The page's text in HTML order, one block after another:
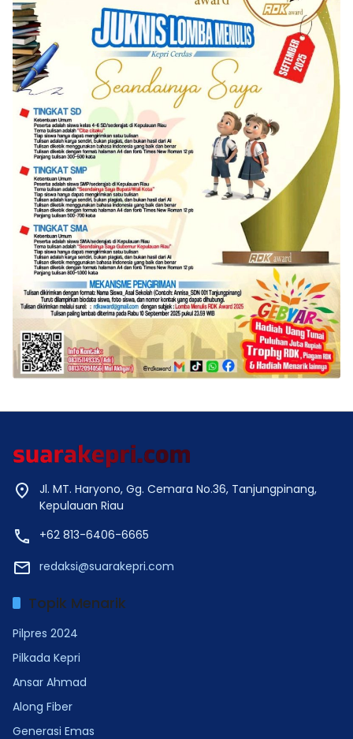
Jl. MT. Haryono, Gg. Cemara No.36, Tanjungpinang,
Kepulauan Riau
+62 813-6406-6665
redaksi@suarakepri.com
Topik Menarik
Pilpres 2024
Pilkada Kepri
Ansar Ahmad
Along Fiber
Generasi Emas